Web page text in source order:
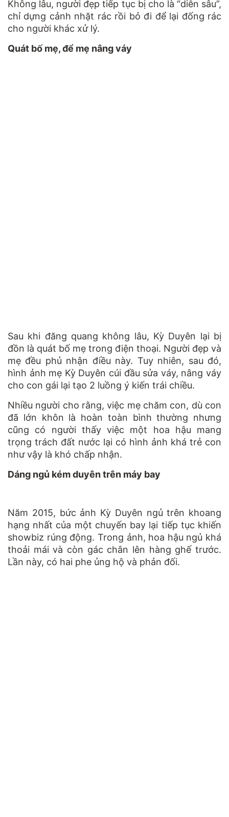
Không lâu, người đẹp tiếp tục bị cho là “diễn sâu”,
chỉ dựng cảnh nhặt rác rồi bỏ đi để lại đống rác
cho người khác xử lý.
Quát bố mẹ, để mẹ nâng váy
Sau khi đăng quang không lâu, Kỳ Duyên lại bị
đồn là quát bố mẹ trong điện thoại. Người đẹp và
mẹ đều phủ nhận điều này. Tuy nhiên, sau đó,
hình ảnh mẹ Kỳ Duyên cúi đầu sửa váy, nâng váy
cho con gái lại tạo 2 luồng ý kiến trái chiều.
Nhiều người cho rằng, việc mẹ chăm con, dù con
đã lớn khôn là hoàn toàn bình thường nhưng
cũng có người thấy việc một hoa hậu mang
trọng trách đất nước lại có hình ảnh khá trẻ con
như vậy là khó chấp nhận.
Dáng ngủ kém duyên trên máy bay
Năm 2015, bức ảnh Kỳ Duyên ngủ trên khoang
hạng nhất của một chuyến bay lại tiếp tục khiến
showbiz rúng động. Trong ảnh, hoa hậu ngủ khá
thoải mái và còn gác chân lên hàng ghế trước.
Lần này, có hai phe ủng hộ và phản đối.